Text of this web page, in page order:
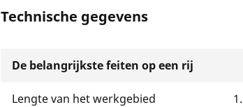
Technische gegevens
De belangrijkste feiten op een rij
Lengte van het werkgebied